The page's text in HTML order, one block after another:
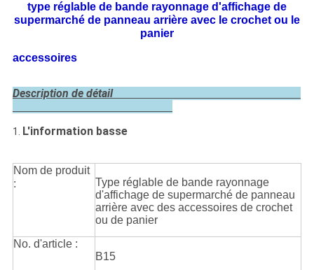
type réglable de bande rayonnage d'affichage de
supermarché de panneau arrière avec le crochet ou le
panier
accessoires
Description de détail
1. L'information basse
Nom de produit
:
Type réglable de bande rayonnage
d'affichage de supermarché de panneau
arrière avec des accessoires de crochet
ou de panier
No. d'article :
B15